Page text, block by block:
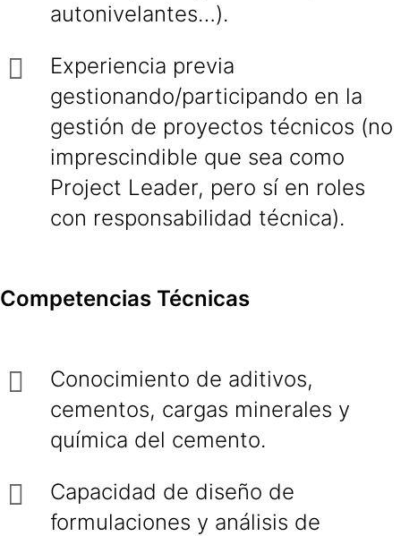
autonivelantes…).
Experiencia previa
gestionando/participando en la
gestión de proyectos técnicos (no
imprescindible que sea como
Project Leader, pero sí en roles
con responsabilidad técnica).
Competencias Técnicas
Conocimiento de aditivos,
cementos, cargas minerales y
química del cemento.
Capacidad de diseño de
formulaciones y análisis de